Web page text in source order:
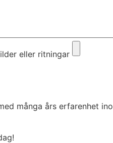
eller ritningar
många års erfarenhet